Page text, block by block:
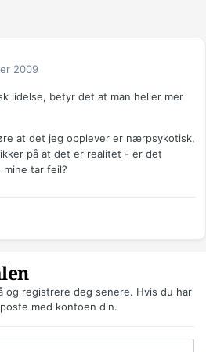
2009
lidelse, betyr det at man heller mer
at det jeg opplever er nærpsykotisk,
på at det er realitet - er det
mine tar feil?
og registrere deg senere. Hvis du har
med kontoen din.